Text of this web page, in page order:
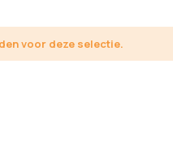
voor deze selectie.